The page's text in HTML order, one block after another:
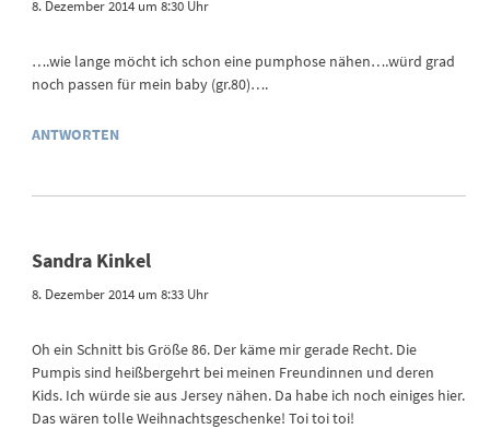
8. Dezember 2014 um 8:30 Uhr
….wie lange möcht ich schon eine pumphose nähen….würd grad
noch passen für mein baby (gr.80)….
ANTWORTEN
Sandra Kinkel
8. Dezember 2014 um 8:33 Uhr
Oh ein Schnitt bis Größe 86. Der käme mir gerade Recht. Die
Pumpis sind heißbergehrt bei meinen Freundinnen und deren
Kids. Ich würde sie aus Jersey nähen. Da habe ich noch einiges hier.
Das wären tolle Weihnachtsgeschenke! Toi toi toi!